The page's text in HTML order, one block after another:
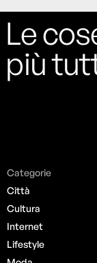
Le
più
Categorie
Città
Cultura
Internet
Lifestyle